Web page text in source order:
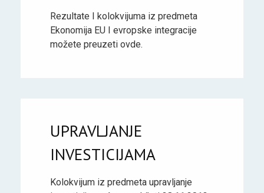
Rezultate I kolokvijuma iz predmeta
Ekonomija EU I evropske integracije
možete preuzeti ovde.
UPRAVLJANJE
INVESTICIJAMA
Kolokvijum iz predmeta upravljanje